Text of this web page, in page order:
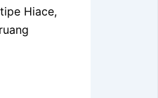
Hiace,